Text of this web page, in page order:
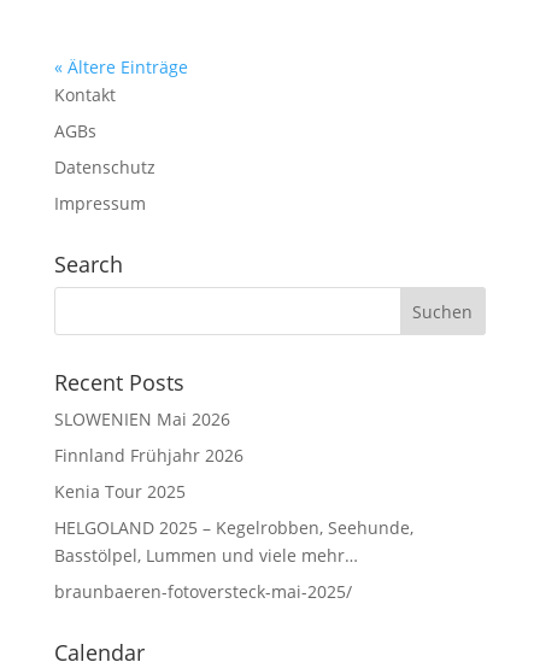
« Ältere Einträge
Kontakt
AGBs
Datenschutz
Impressum
Search
Recent Posts
SLOWENIEN Mai 2026
Finnland Frühjahr 2026
Kenia Tour 2025
HELGOLAND 2025 – Kegelrobben, Seehunde,
Basstölpel, Lummen und viele mehr…
braunbaeren-fotoversteck-mai-2025/
Calendar